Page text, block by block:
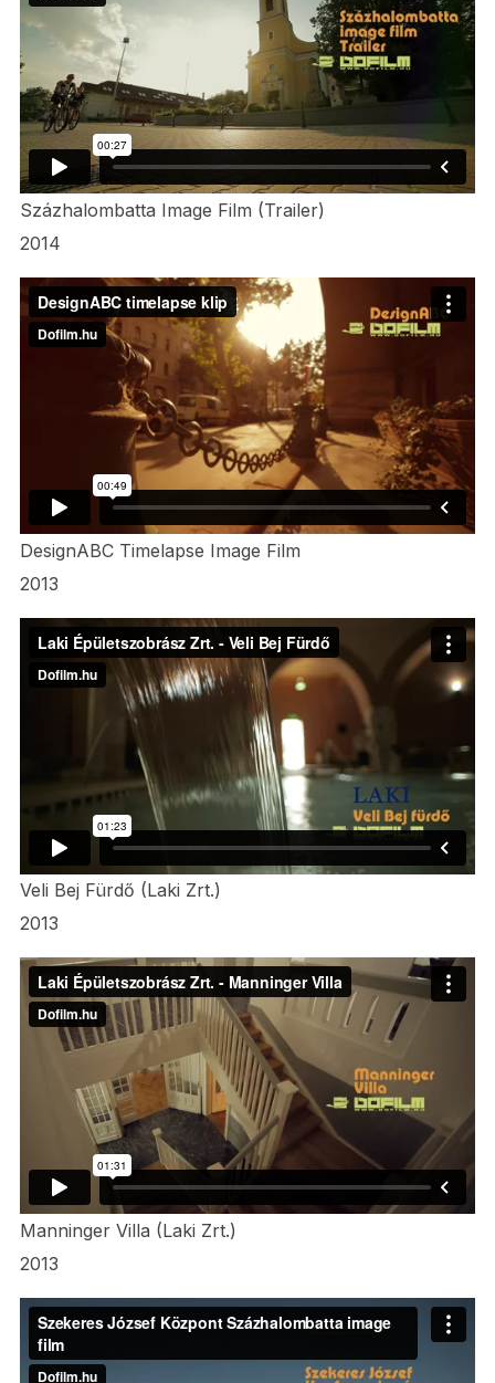
Százhalombatta Image Film (Trailer)
2014
DesignABC Timelapse Image Film
2013
Veli Bej Fürdő (Laki Zrt.)
2013
Manninger Villa (Laki Zrt.)
2013